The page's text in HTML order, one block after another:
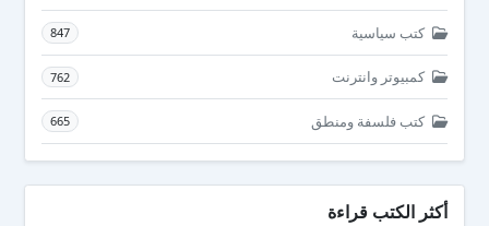
كتب سياسية 847
كمبيوتر وانترنت 762
كتب فلسفة ومنطق 665
أكثر الكتب قراءة